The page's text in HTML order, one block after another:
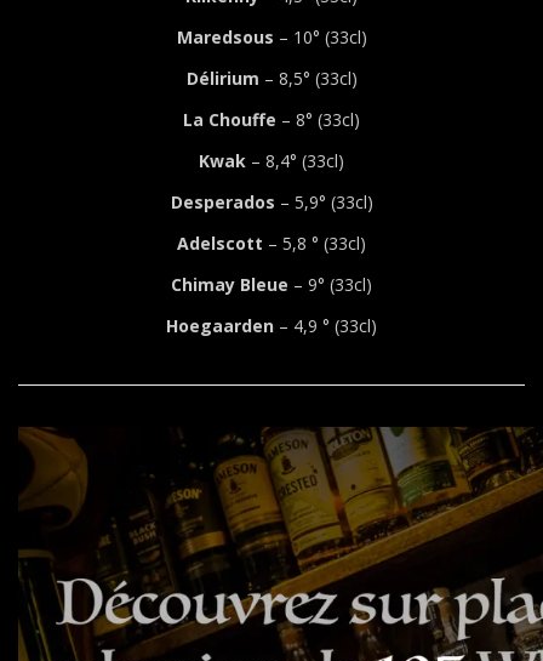
Maredsous – 10° (33cl)
Délirium – 8,5° (33cl)
La Chouffe – 8° (33cl)
Kwak – 8,4° (33cl)
Desperados – 5,9° (33cl)
Adelscott – 5,8 ° (33cl)
Chimay Bleue – 9° (33cl)
Hoegaarden – 4,9 ° (33cl)